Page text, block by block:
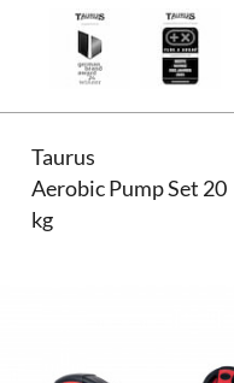
Taurus
Aerobic Pump Set 20
kg